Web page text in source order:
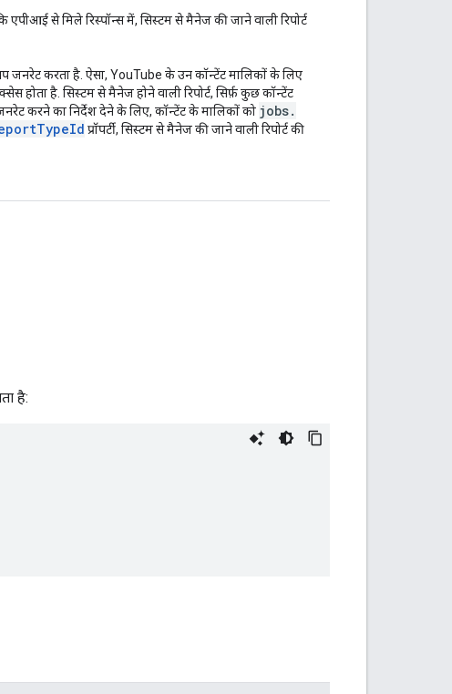
एपीआई से मिले रिस्पॉन्स में, सिस्टम से मैनेज की जाने वाली रिपोर्ट
जनरेट करता है. ऐसा, YouTube के उन कॉन्टेंट मालिकों के लिए
होता है. सिस्टम से मैनेज होने वाली रिपोर्ट, सिर्फ़ कुछ कॉन्टेंट
करने का निर्देश देने के लिए, कॉन्टेंट के मालिकों को jobs.
TypeId प्रॉपर्टी, सिस्टम से मैनेज की जाने वाली रिपोर्ट की
है: